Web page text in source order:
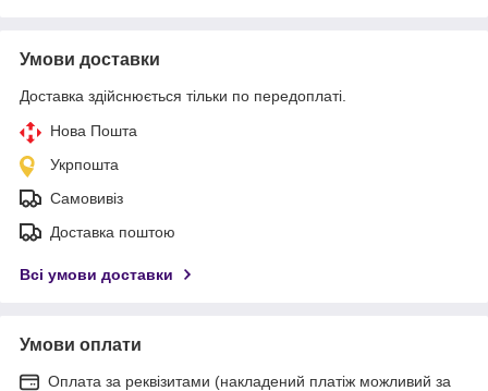
Умови доставки
Доставка здійснюється тільки по передоплаті.
Нова Пошта
Укрпошта
Самовивіз
Доставка поштою
Всі умови доставки
Умови оплати
Оплата за реквізитами (накладений платіж можливий за